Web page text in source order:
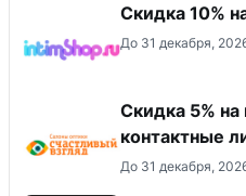
Скидка 10%
До 31 декабря,
Скидка 5%
контактные
До 31 декабря,